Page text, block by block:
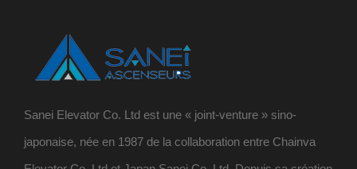
Sanei Elevator Co. Ltd est une « joint-venture » sino-
japonaise, née en 1987 de la collaboration entre Chainva